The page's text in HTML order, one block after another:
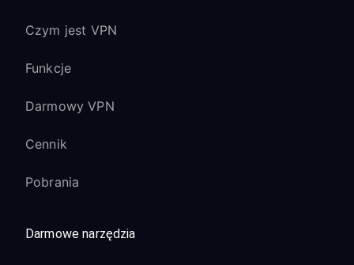
Czym jest VPN
Funkcje
Darmowy VPN
Cennik
Pobrania
Darmowe narzędzia